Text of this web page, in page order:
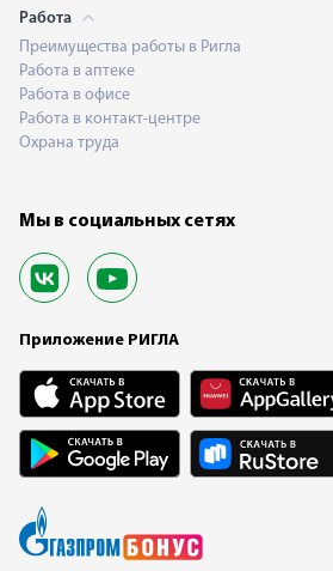
Работа
Преимущества работы в Ригла
Работа в аптеке
Работа в офисе
Работа в контакт-центре
Охрана труда
Мы в социальных сетях
Приложение РИГЛА